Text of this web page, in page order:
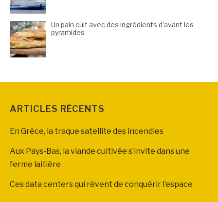
Un pain cuit avec des ingrédients d’avant les
pyramides
ARTICLES RÉCENTS
En Grèce, la traque satellite des incendies
Aux Pays-Bas, la viande cultivée s’invite dans une
ferme laitière
Ces data centers qui rêvent de conquérir l’espace